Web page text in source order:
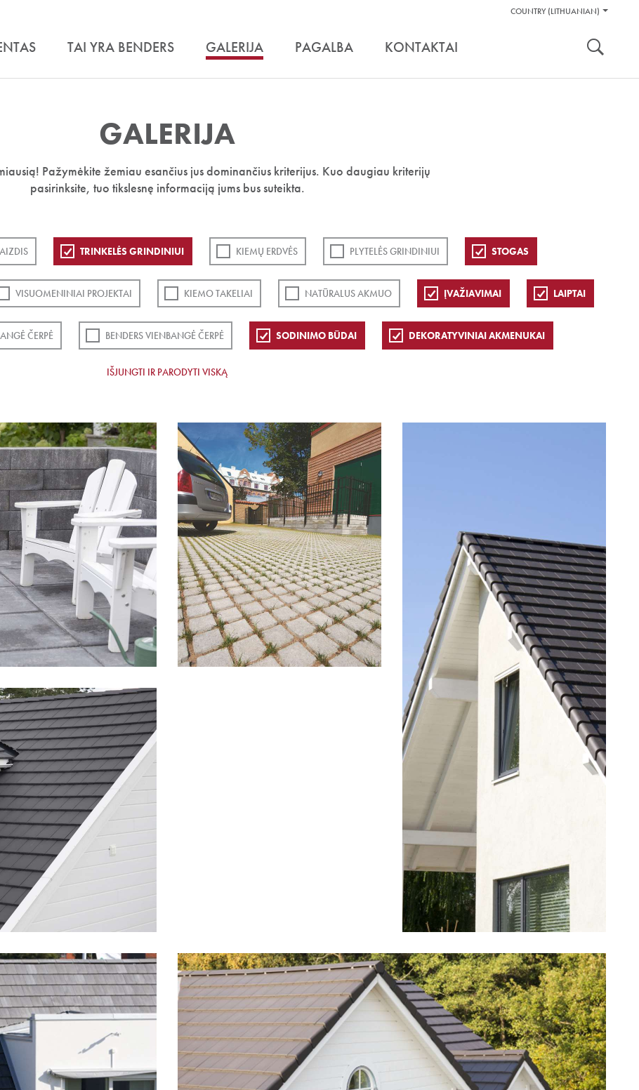
Pagalbos
COUNTRY (LITHUANIAN)
TAI YRA BENDERS GALERIJA PAGALBA KONTAKTAI
GALERIJA
Pažymėkite žemiau esančius jus dominančius kriterijus. Kuo daugiau kriterijų
pasirinksite, tuo tikslesnę informaciją jums bus suteikta.
TRINKELĖS GRINDINIUI KIEMŲ ERDVĖS PLYTELĖS GRINDINIUI STOGAS
VISUOMENINIAI PROJEKTAI KIEMO TAKELIAI NATŪRALUS AKMUO ĮVAŽIAVIMAI LAIPTAI
ČERPĖ BENDERS VIENBANGĖ ČERPĖ SODINIMO BŪDAI DEKORATYVINIAI AKMENUKAI
IŠJUNGTI IR PARODYTI VISKĄ